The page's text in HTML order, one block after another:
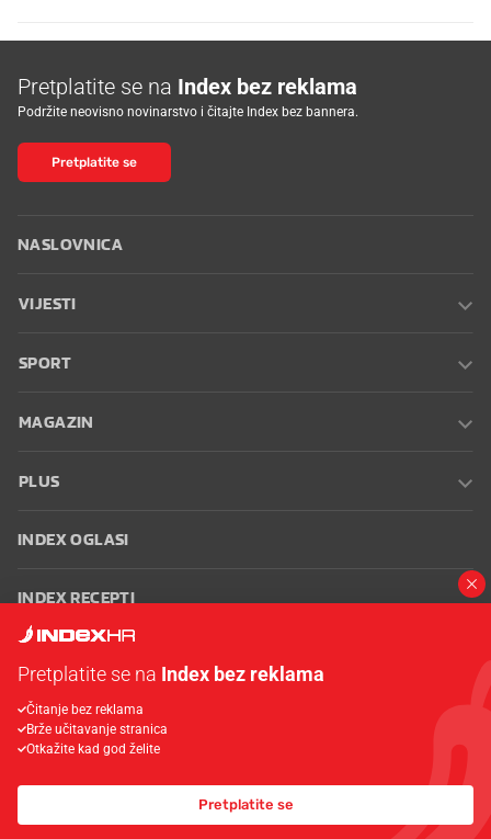
Pretplatite se na Index bez reklama
Podržite neovisno novinarstvo i čitajte Index bez bannera.
Pretplatite se
NASLOVNICA
VIJESTI
SPORT
MAGAZIN
PLUS
INDEX OGLASI
INDEX RECEPTI
Oglašavanje Zaposli se na Indexu
korištenja
Postavke kolačića
© 2026 Index
Pretplatite se na Index bez reklama
Čitanje bez reklama
Brže učitavanje stranica
Otkažite kad god želite
Pretplatite se